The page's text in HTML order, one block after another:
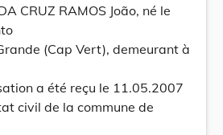
CRUZ RAMOS João, né le
(Cap Vert), demeurant à
a été reçu le 11.05.2007
civil de la commune de